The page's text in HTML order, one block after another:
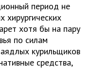
период не
хирургических
хотя бы на пару
по силам
курильщиков
средства,